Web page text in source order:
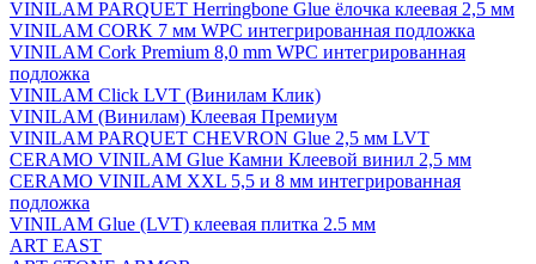
VINILAM PARQUET Herringbone Glue ёлочка клеевая 2,5 мм
VINILAM CORK 7 мм WPC интегрированная подложка
VINILAM Cork Premium 8,0 mm WPC интегрированная
подложка
VINILAM Click LVT (Винилам Клик)
VINILAM (Винилам) Клеевая Премиум
VINILAM PARQUET CHEVRON Glue 2,5 мм LVT
CERAMO VINILAM Glue Камни Клеевой винил 2,5 мм
CERAMO VINILAM XXL 5,5 и 8 мм интегрированная
подложка
VINILAM Glue (LVT) клеевая плитка 2.5 мм
ART EAST